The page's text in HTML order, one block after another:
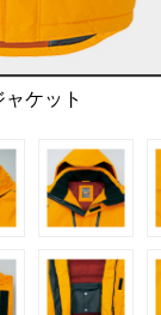
ケット